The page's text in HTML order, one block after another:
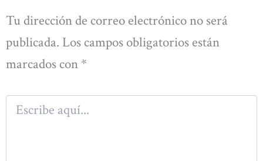
Tu dirección de correo electrónico no será
publicada. Los campos obligatorios están
marcados con *
Escribe
aquí...